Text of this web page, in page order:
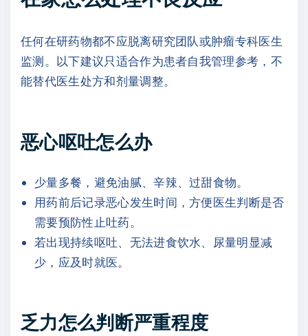
任何在研药物都不应脱离研究团队或肿瘤专科医生
监测。以下建议只适合作为患者自我管理参考，不
能替代医生处方和剂量调整。
恶心呕吐怎么办
少量多餐，避免油腻、辛辣、过甜食物。
用药前后记录恶心发生时间，方便医生判断是否
需要预防性止吐药。
若出现持续呕吐、无法进食饮水、尿量明显减
少，应及时就医。
乏力怎么判断严重程度